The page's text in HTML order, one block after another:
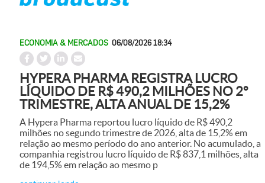
ECONOMIA & MERCADOS 06/08/2026 18:34
HYPERA PHARMA REGISTRA LUCRO
LÍQUIDO DE R$ 490,2 MILHÕES NO 2º
TRIMESTRE, ALTA ANUAL DE 15,2%
A Hypera Pharma reportou lucro líquido de R$ 490,2
milhões no segundo trimestre de 2026, alta de 15,2% em
relação ao mesmo período do ano anterior. No acumulado, a
companhia registrou lucro líquido de R$ 837,1 milhões, alta
de 194,5% em relação ao mesmo p